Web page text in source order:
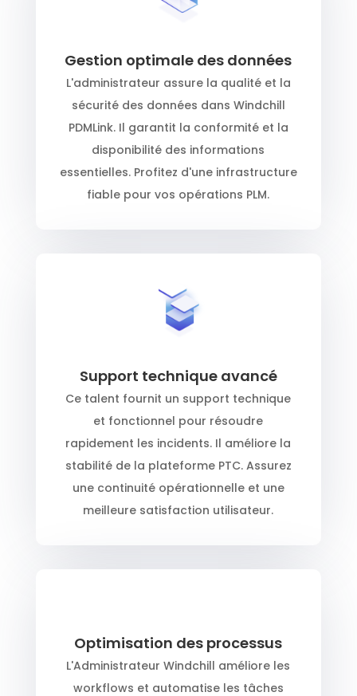
Gestion optimale des données
L'administrateur assure la qualité et la
sécurité des données dans Windchill
PDMLink. Il garantit la conformité et la
disponibilité des informations
essentielles. Profitez d'une infrastructure
fiable pour vos opérations PLM.
Support technique avancé
Ce talent fournit un support technique
et fonctionnel pour résoudre
rapidement les incidents. Il améliore la
stabilité de la plateforme PTC. Assurez
une continuité opérationnelle et une
meilleure satisfaction utilisateur.
Optimisation des processus
L'Administrateur Windchill améliore les
workflows et automatise les tâches